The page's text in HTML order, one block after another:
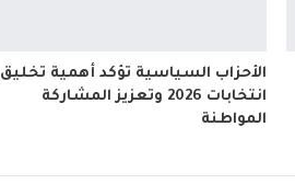
الأحزاب السياسية تؤكد أهمية تخليق
انتخابات 2026 وتعزيز المشاركة
المواطنة